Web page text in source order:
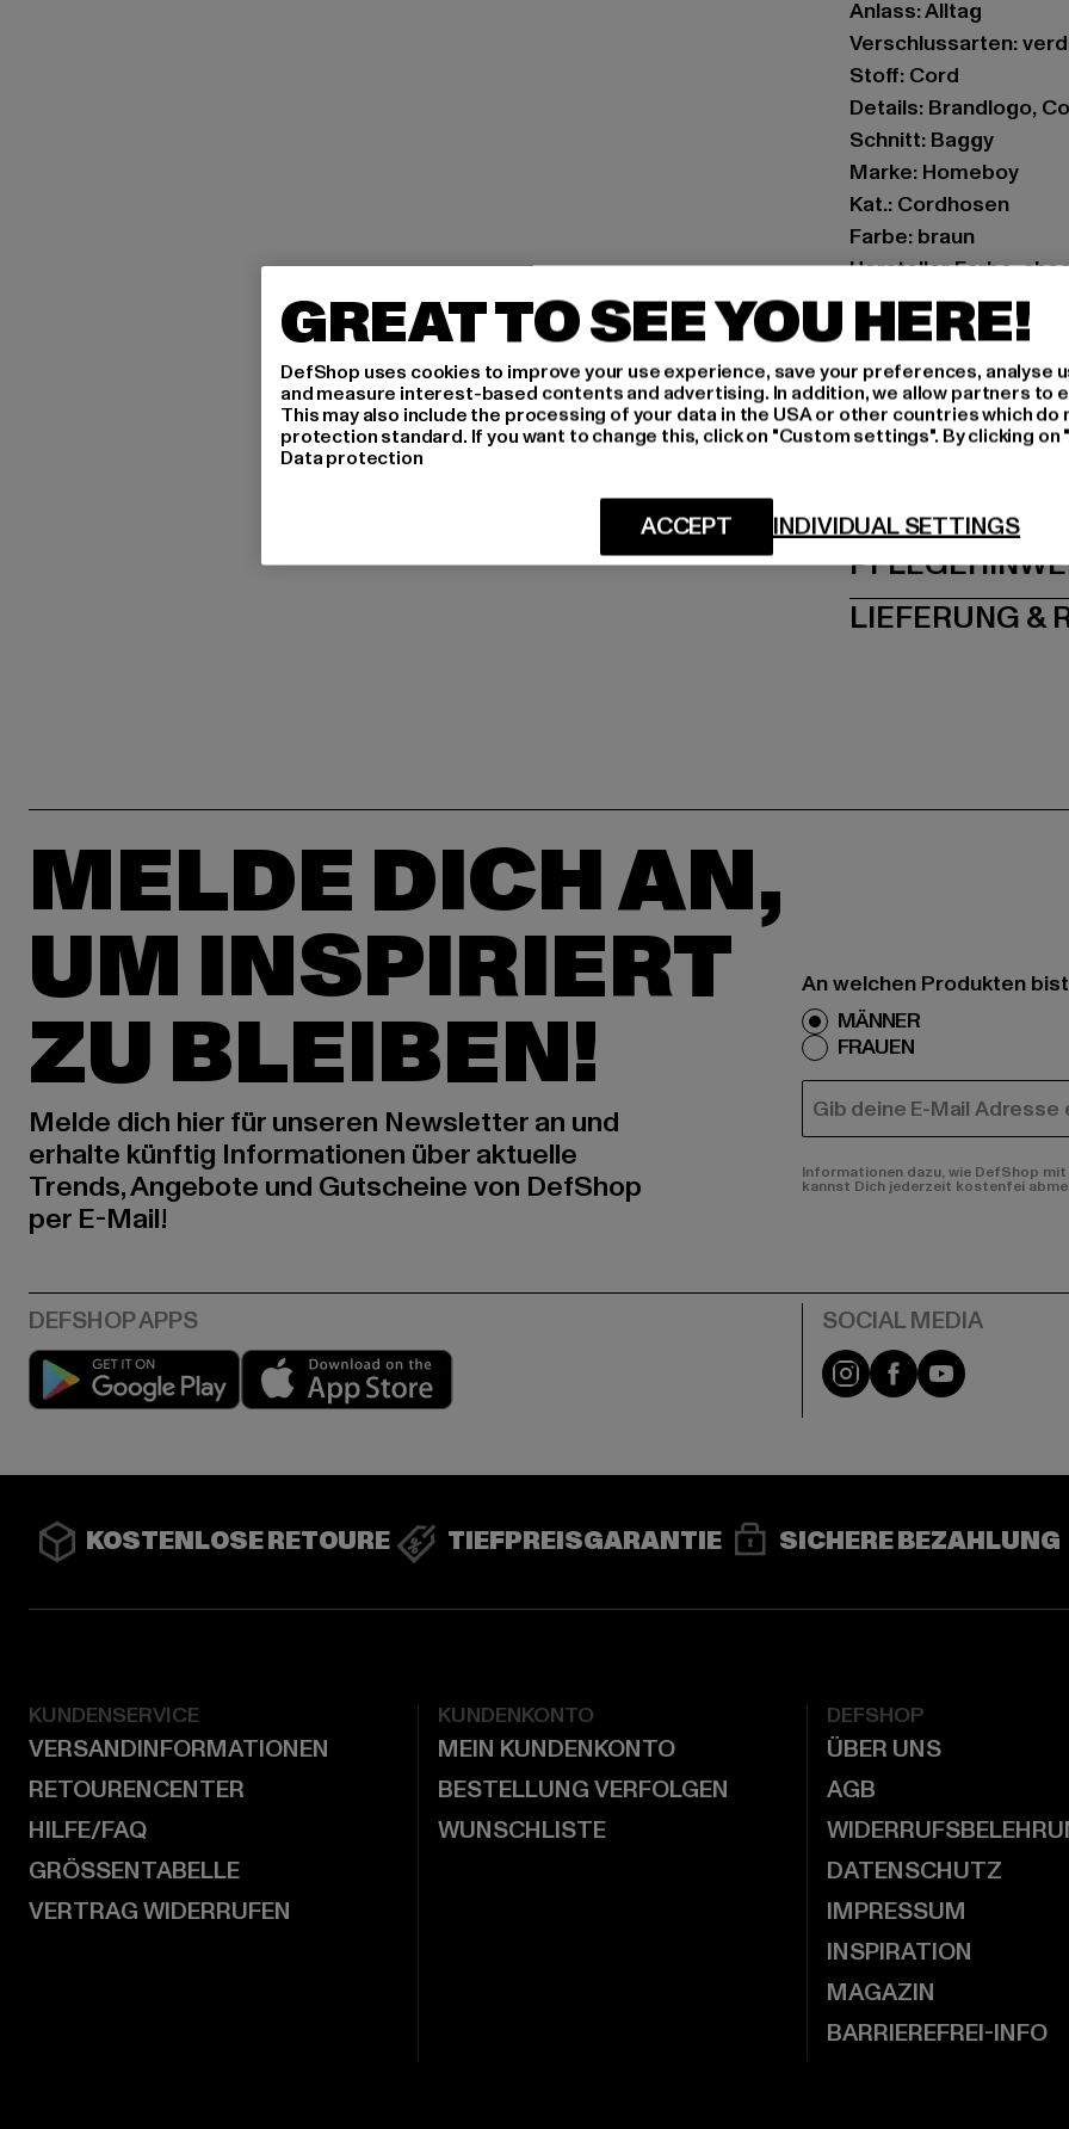
Anlass: Alltag
Verschlussarten:
Stoff: Cord
Details: Brandlogo,
Schnitt: Baggy
Marke: Homeboy
Kat.: Cordhosen
Farbe: braun
Hersteller Farbe:
Art.Nr: 01PA0301-
Hersteller: License
Max-Planck-Straße 2
GRÖSSE
LIEFERUNG &
MELDE DICH AN,
UM INSPIRIERT
ZU BLEIBEN!
Melde dich hier für unseren Newsletter an und
erhalte künftig Informationen über aktuelle
Trends, Angebote und Gutscheine von DefShop
per E-Mail!
An welchen Produkten
MÄNNER
FRAUEN
E-MAIL
Informationen dazu, wie DefShop
kannst Dich jederzeit kostenfei
Play market Instagram
FacebookYouTube
KOSTENLOSE RETOURE TIEFPREISGARANTIE SICHERE BEZAHLUNG
KUNDENSERVICE
VERSANDINFORMATIONEN
RETOURENCENTER
HILFE/FAQ
GRÖSSENTABELLE
VERTRAG WIDERRUFEN
KUNDENKONTO
MEIN KUNDENKONTO
BESTELLUNG VERFOLGEN
WUNSCHLISTE
DEFSHOP
ÜBER UNS
AGB
DATENSCHUTZ
IMPRESSUM
INSPIRATION
MAGAZIN
BARRIEREFREI-INFO
GREAT TO SEE YOU HERE!
DefShop uses cookies to improve your use experience, save your preferences, analyse
and measure interest-based contents and advertising. In addition, we allow partners to
This may also include the processing of your data in the USA or other countries which do
protection standard. If you want to change this, click on "Custom settings". By clicking
Data protection
INDIVIDUAL SETTINGS
ACCEPT